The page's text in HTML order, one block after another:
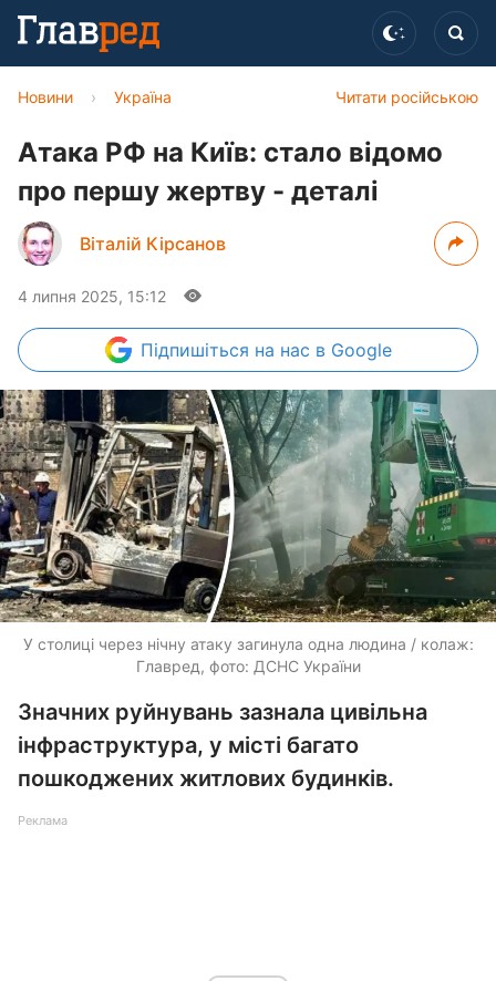
Читати російською
Новини › Україна
Атака РФ на Київ: стало відомо
про першу жертву - деталі
Віталій Кірсанов
4 липня 2025, 15:12
Підпишіться на нас в Google
У столиці через нічну атаку загинула одна людина / колаж:
Главред, фото: ДСНС України
Значних руйнувань зазнала цивільна
інфраструктура, у місті багато
пошкоджених житлових будинків.
Реклама